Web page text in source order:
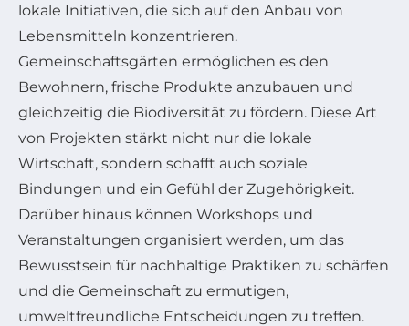
lokale Initiativen, die sich auf den Anbau von
Lebensmitteln konzentrieren.
Gemeinschaftsgärten ermöglichen es den
Bewohnern, frische Produkte anzubauen und
gleichzeitig die Biodiversität zu fördern. Diese Art
von Projekten stärkt nicht nur die lokale
Wirtschaft, sondern schafft auch soziale
Bindungen und ein Gefühl der Zugehörigkeit.
Darüber hinaus können Workshops und
Veranstaltungen organisiert werden, um das
Bewusstsein für nachhaltige Praktiken zu schärfen
und die Gemeinschaft zu ermutigen,
umweltfreundliche Entscheidungen zu treffen.